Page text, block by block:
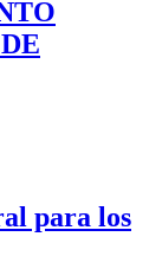
para los